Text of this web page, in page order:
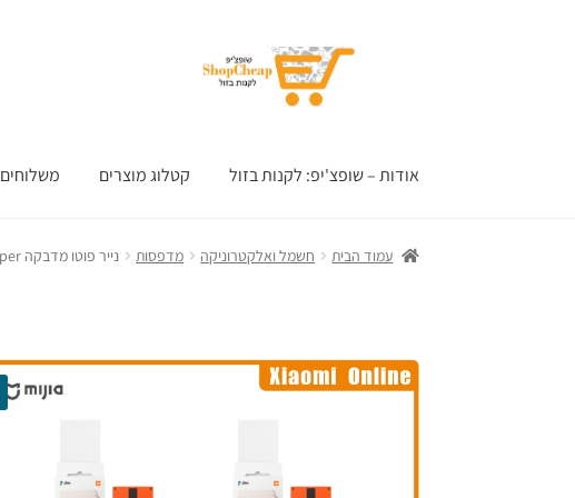
אודות – שופצ'יפ: לקנות בזול קטלוג מוצרים משלוחים
עמוד הבית חשמל ואלקטרוניקה מדפסות נייר פוטו מדבקה Xiaomi Mi Portable Photo Printer Paper – כמות לבחירה